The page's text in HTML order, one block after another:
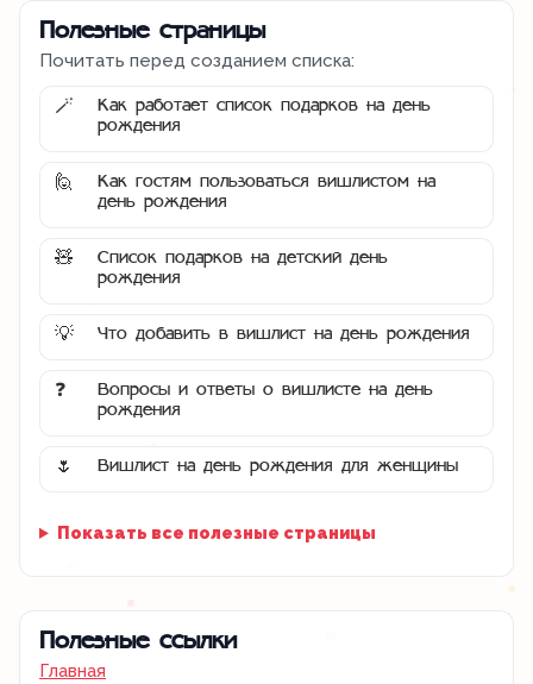
Полезные страницы
Почитать перед созданием списка:
🪄
Как работает список подарков на день
рождения
🙋
Как гостям пользоваться вишлистом на
день рождения
🧸
Список подарков на детский день
рождения
💡 Что добавить в вишлист на день рождения
❓
Вопросы и ответы о вишлисте на день
рождения
🌷 Вишлист на день рождения для женщины
Показать все полезные страницы
Полезные ссылки
Главная